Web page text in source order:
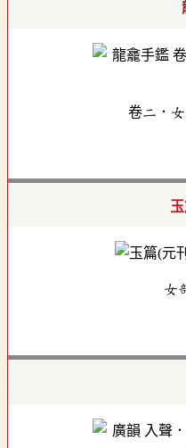
卷二．
女